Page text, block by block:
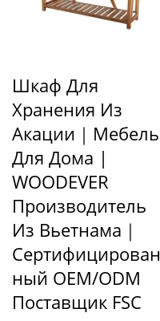
Шкаф Для
Хранения Из
Акации｜Мебель
Для Дома |
WOODEVER
Производитель
Из Вьетнама｜
Сертифицирован
Ный OEM/ODM
Поставщик FSC